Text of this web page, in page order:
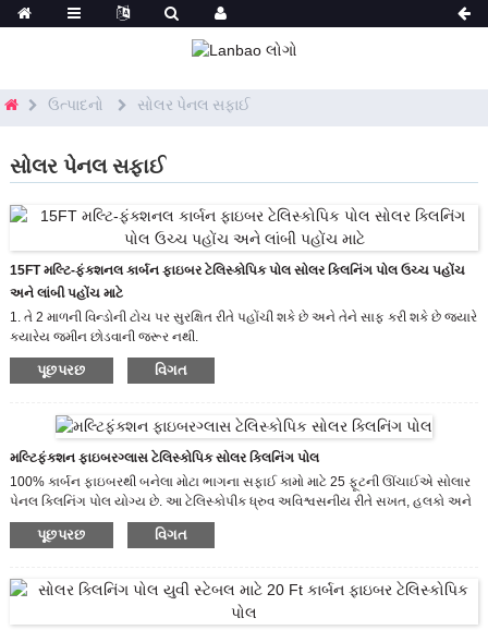
ઉત્પાદનો સોલર પેનલ સફાઈ
સોલર પેનલ સફાઈ
15FT મલ્ટિ-ફંક્શનલ કાર્બન ફાઇબર ટેલિસ્કોપિક પોલ સોલર ક્લિનિંગ પોલ ઉચ્ચ પહોંચ
અને લાંબી પહોંચ માટે
1. તે 2 માળની વિન્ડોની ટોચ પર સુરક્ષિત રીતે પહોંચી શકે છે અને તેને સાફ કરી શકે છે જ્યારે
ક્યારેય જમીન છોડવાની જરૂર નથી.
2. તમે એક જ સમયે તમારી વિન્ડો સાફ કરીને અને કોગળા કરીને સમય બચાવો છો, વિન્ડો
સાફ કરવાની અથવા સાફ કરવાની જરૂર નથી
માળને વેક્યૂમ કરવા જેટલું સરળ બનાવશે.
અમારી શ્રેણીમાં, ધ્રુવને કોઈપણ લંબાઈમાં અનુકૂળ કરી શકાય છે, અને તમને જરૂરી
કાર્યકારી ઊંચાઈને અનુરૂપ વિભાગો ઉમેરવા અથવા દૂર કરવાની મંજૂરી છે. ધ્રુવની હળવાશ
થાક ઘટાડવામાં, ઉત્પાદકતા વધારવામાં અને કામ પર ઝડપ વધારવામાં મદદ કરી શકે છે. તમને
અમારા ધ્રુવ સાથે કામ કરવાનું વધુ સરળ લાગશે.
પૂછપરછ વિગત
મલ્ટિફંક્શન ફાઇબરગ્લાસ ટેલિસ્કોપિક સોલર ક્લિનિંગ પોલ
100% કાર્બન ફાઇબરથી બનેલા મોટા ભાગના સફાઈ કામો માટે 25 ફૂટની ઊંચાઈએ સોલાર
પેનલ ક્લિનિંગ પોલ યોગ્ય છે. આ ટેલિસ્કોપીક ધ્રુવ અવિશ્વસનીય રીતે સખત, હલકો અને
ખૂબ જ મજબૂત છે. શ્રેણીમાં, તેઓ કોઈપણ લંબાઈ સાથે અનુકૂલિત થઈ શકે છે, અને તમને
જરૂરી કાર્યકારી ઊંચાઈને અનુરૂપ વિભાગો ઉમેરવા અથવા દૂર કરવાની મંજૂરી છે, બધી
પેટન્ટની માલિકીની ટ્રાંસવર્સ લેટરલ ક્લેમ્પ ડિઝાઇન અન્ય પ્રકારના ક્લેમ્પ્સ કરતાં ધ્રુવને
વધુ કડક પકડે છે. જ્યારે મોજાની જરૂર હોય ત્યારે શિયાળાના ઠંડા મહિનાઓમાં પણ તે
પૂછપરછ વિગત